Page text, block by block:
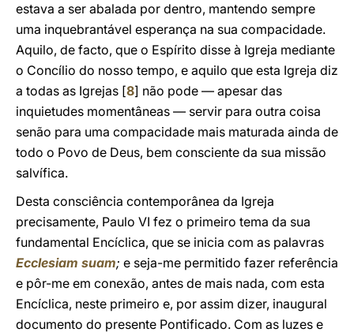
estava a ser abalada por dentro, mantendo sempre
uma inquebrantável esperança na sua compacidade.
Aquilo, de facto, que o Espírito disse à Igreja mediante
o Concílio do nosso tempo, e aquilo que esta Igreja diz
a todas as Igrejas [8] não pode — apesar das
inquietudes momentâneas — servir para outra coisa
senão para uma compacidade mais maturada ainda de
todo o Povo de Deus, bem consciente da sua missão
salvífica.
Desta consciência contemporânea da Igreja
precisamente, Paulo VI fez o primeiro tema da sua
fundamental Encíclica, que se inicia com as palavras
Ecclesiam suam; e seja-me permitido fazer referência
e pôr-me em conexão, antes de mais nada, com esta
Encíclica, neste primeiro e, por assim dizer, inaugural
documento do presente Pontificado. Com as luzes e